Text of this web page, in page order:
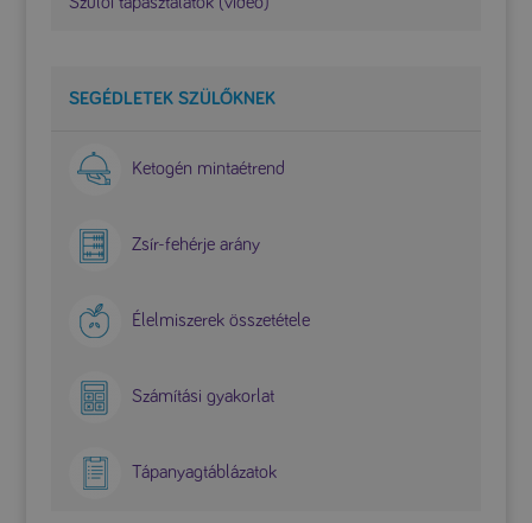
SEGÉDLETEK SZÜLŐKNEK
Ketogén mintaétrend
Zsír-fehérje arány
Élelmiszerek összetétele
Számítási gyakorlat
Tápanyagtáblázatok